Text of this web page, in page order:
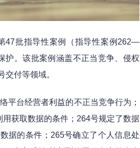
批指导性案例（指导性案例262—
护。该批案例涵盖不正当竞争、侵权
付等领域。
台经营者利益的不正当竞争行为；
获取数据的条件；264号规定了数据
据的条件；265号确立了个人信息处